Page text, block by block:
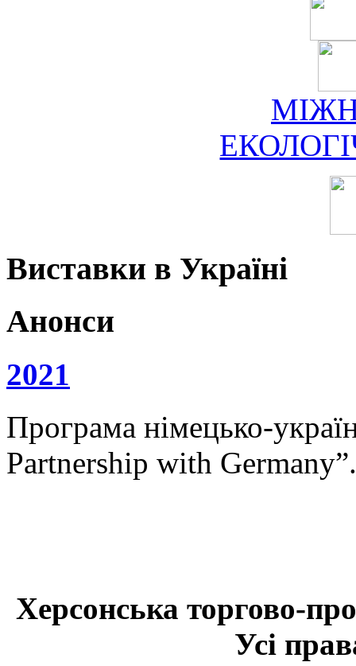
Виставки в Україні
Анонси
2021
Програма німецько-
Partnership with
Херсонська торгово-
Усі